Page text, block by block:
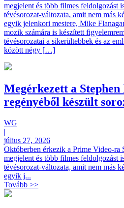
megjelent és több filmes feldolgozást
tévésorozat-változata, amit nem más
egyik jelenkori mestere, Mike
mozik számára is készített
tévésorozatai a sikerültebbek és az
között négy […]
Megérkezett a
regényéből készült
WG
|
július 27, 2026
Októberben érkezik a Prime Video-ra
megjelent és több filmes feldolgozást
tévésorozat-változata, amit nem más
egyik j...
Tovább >>